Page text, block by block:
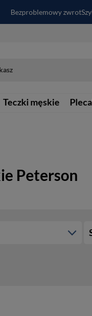
Bezproblemowy zwrot
Teczki męskie
Peterson